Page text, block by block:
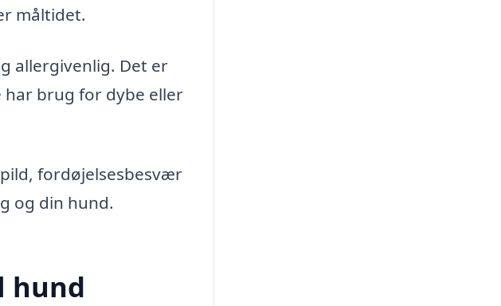
måltidet.
allergivenlig. Det er
har brug for dybe eller
fordøjelsesbesvær
og din hund.
hund